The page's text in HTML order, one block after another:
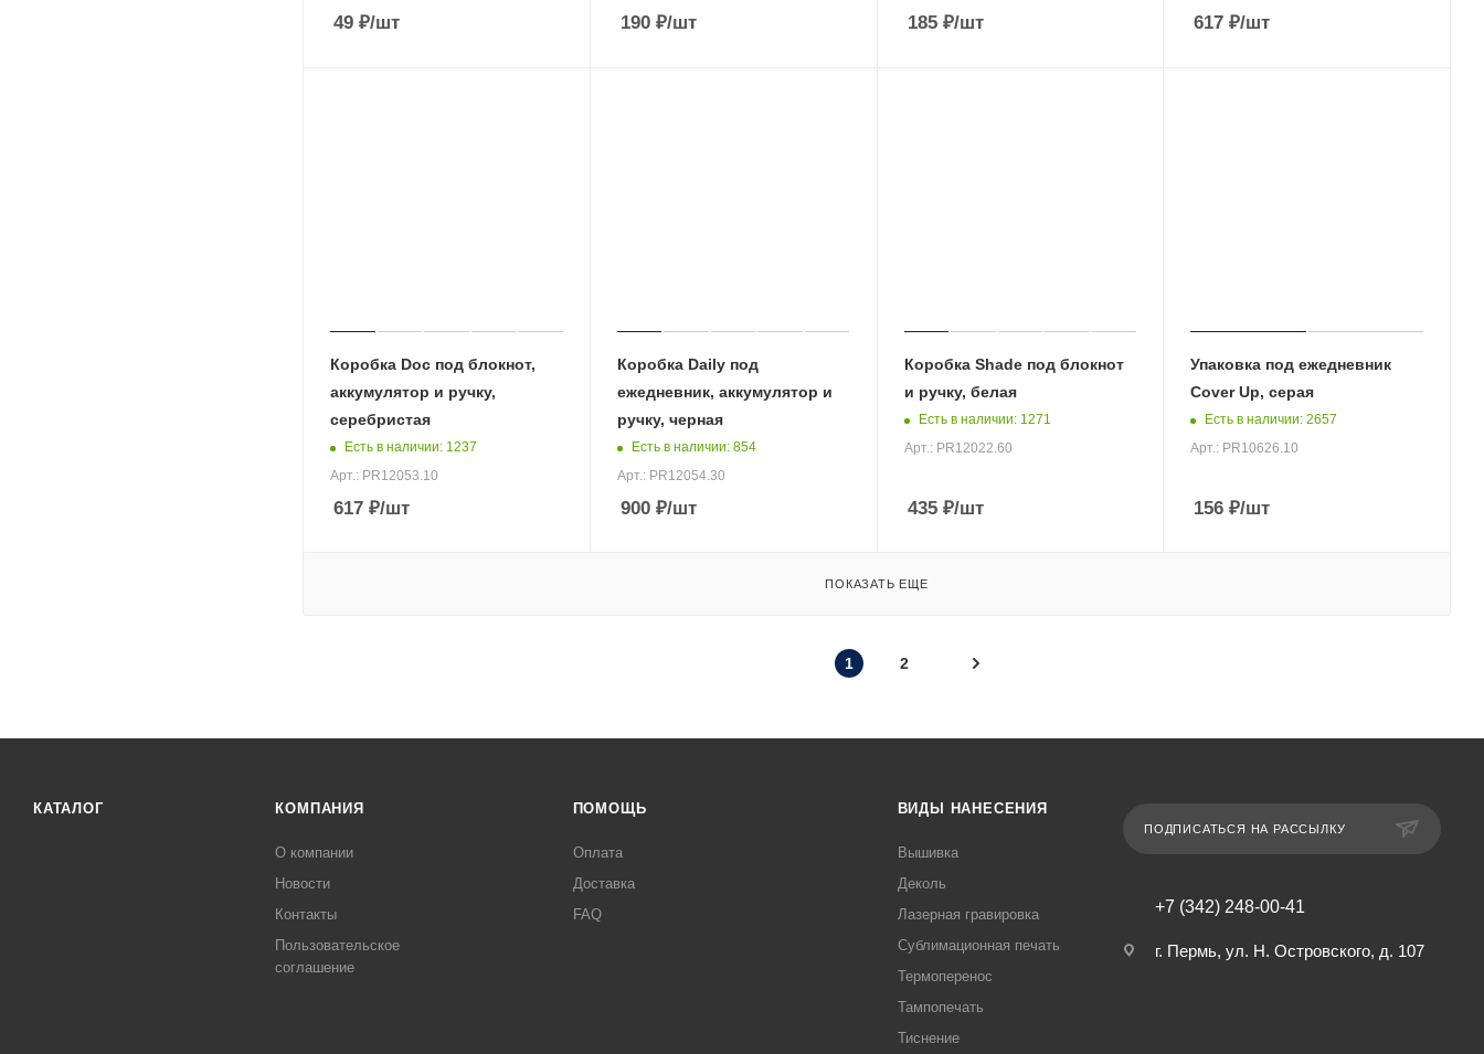
49 ₽/шт 190₽/шт 185₽/шт 617 ₽/шт
Коробка Doc под блокнот,
аккумулятор и ручку,
серебристая
Есть в наличии: 1237
Арт.: PR12053.10
617 ₽/шт
Коробка Daily под
ежедневник, аккумулятор и
ручку, черная
Есть в наличии: 854
Арт.: PR12054.30
900₽/шт
Коробка Shade под блокнот
и ручку, белая
Есть в наличии: 1271
Арт.: PR12022.60
435₽/шт
Упаковка под ежедневник
Cover Up, серая
Есть в наличии: 2657
Арт.: PR10626.10
156 ₽/шт
ПОКАЗАТЬ ЕЩЕ
1 2
КАТАЛОГ КОМПАНИЯ
О компании
Новости
Контакты
Пользовательское
соглашение
ПОМОЩЬ
Оплата
Доставка
FAQ
ВИДЫ НАНЕСЕНИЯ
Вышивка
Деколь
Лазерная гравировка
Сублимационная печать
Термоперенос
Тампопечать
Тиснение
ПОДПИСАТЬСЯ НА РАССЫЛКУ
+7 (342) 248-00-41
г. Пермь, ул. Н. Островского, д. 107